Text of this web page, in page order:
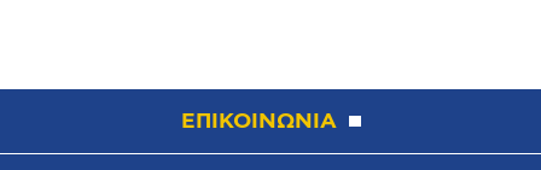
ΕΠΙΚΟΙΝΩΝΙΑ